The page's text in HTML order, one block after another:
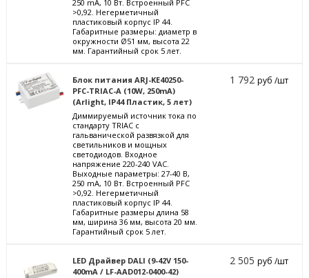
250 mА, 10 Вт. Встроенный PFC
>0,92. Негерметичный
пластиковый корпус IP 44.
Габаритные размеры: диаметр в
окружности Ø51 мм, высота 22
мм. Гарантийный срок 5 лет.
Блок питания ARJ-KE40250-
PFC-TRIAC-A (10W, 250mA)
(Arlight, IP44 Пластик, 5 лет)
Диммируемый источник тока по
стандарту TRIAC с
гальванической развязкой для
светильников и мощных
светодиодов. Входное
напряжение 220-240 VAC.
Выходные параметры: 27-40 В,
250 mА, 10 Вт. Встроенный PFC
>0,92. Негерметичный
пластиковый корпус IP 44.
Габаритные размеры длина 58
мм, ширина 36 мм, высота 20 мм.
Гарантийный срок 5 лет.
1 792руб /шт
LED Драйвер DALI (9-42V 150-
400mA / LF-AAD012-0400-42)
2 505руб /шт